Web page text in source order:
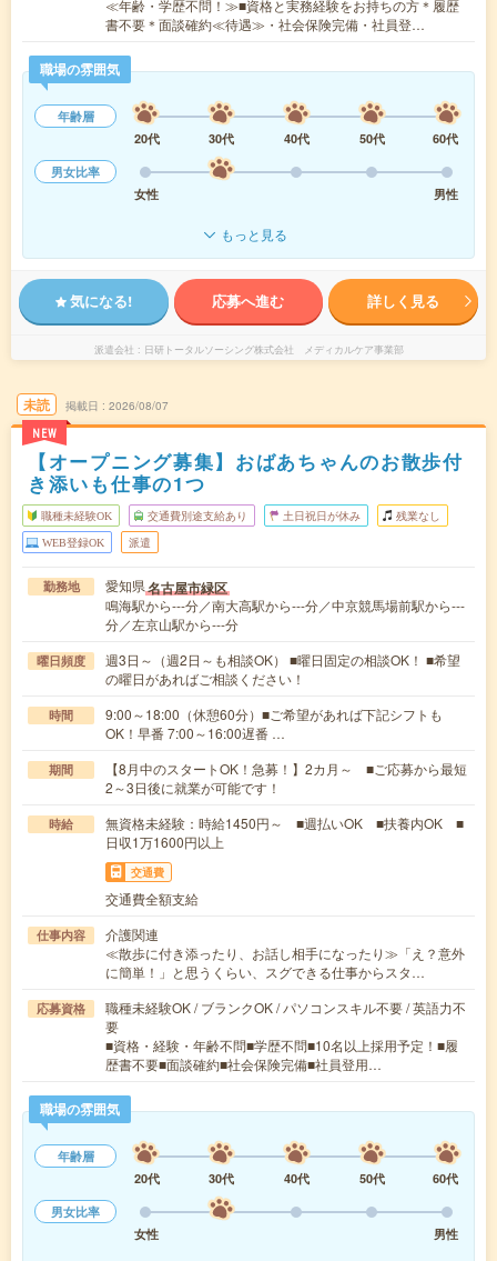
≪年齢・学歴不問！≫■資格と実務経験をお持ちの方＊履歴
書不要＊面談確約≪待遇≫・社会保険完備・社員登…
職場の雰囲気
年齢層
20代
30代 40代 50代
60代
男女比率
女性
男性
もっと見る
気になる! 応募へ進む 詳しく見る
派遣会社 日研トータルソーシング株式会社 メディカルケア事業部
未読
NEW
掲載日 2026/08/07
【オープニング募集】おばあちゃんのお散歩付
き添いも仕事の1つ
職種未経験OK 交通費別途支給あり 土日祝日が休み 残業なし
WEB登録OK 派遣
勤務地 愛知県名古屋市緑区
鳴海駅から---分／南大高駅から---分／中京競馬場前駅から---
分／左京山駅から---分
曜日頻度
週3日～（週2日～も相談OK） ■曜日固定の相談OK！ ■希望
の曜日があればご相談ください！
時間
9:00～18:00（休憩60分）■ご希望があれば下記シフトも
OK！早番 7:00～16:00遅番 …
期間
【8月中のスタートOK！急募！】2カ月～ ■ご応募から最短
2～3日後に就業が可能です！
時給
無資格未経験：時給1450円～ ■週払いOK ■扶養内OK ■
日収1万1600円以上
交通費
交通費全額支給
仕事内容
介護関連
≪散歩に付き添ったり、お話し相手になったり≫「え？意外
に簡単！」と思うくらい、スグできる仕事からスタ…
応募資格
職種未経験OK / ブランクOK / パソコンスキル不要 / 英語力不
要
■資格・経験・年齢不問■学歴不問■10名以上採用予定！■履
歴書不要■面談確約■社会保険完備■社員登用…
職場の雰囲気
年齢層
20代
30代 40代 50代
60代
男女比率
女性
男性